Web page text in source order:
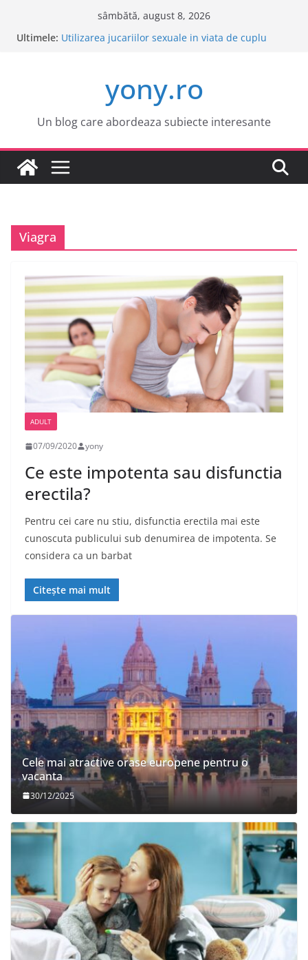
sâmbătă, august 8, 2026
Ultimele: Este o idee buna sa cumpar o masina electrica?
Tot ce trebuie sa stii despre bolile copilariei
Tot ce trebuie sa stii despre epilarea definitiva
yony.ro
Un blog care abordeaza subiecte interesante
Viagra
ADULT
07/09/2020 yony
Ce este impotenta sau disfunctia
erectila?
Pentru cei care nu stiu, disfunctia erectila mai este
cunoscuta publicului sub denumirea de impotenta. Se
considera ca un barbat
Citește mai mult
Cele mai atractive orase europene pentru o
vacanta
30/12/2025